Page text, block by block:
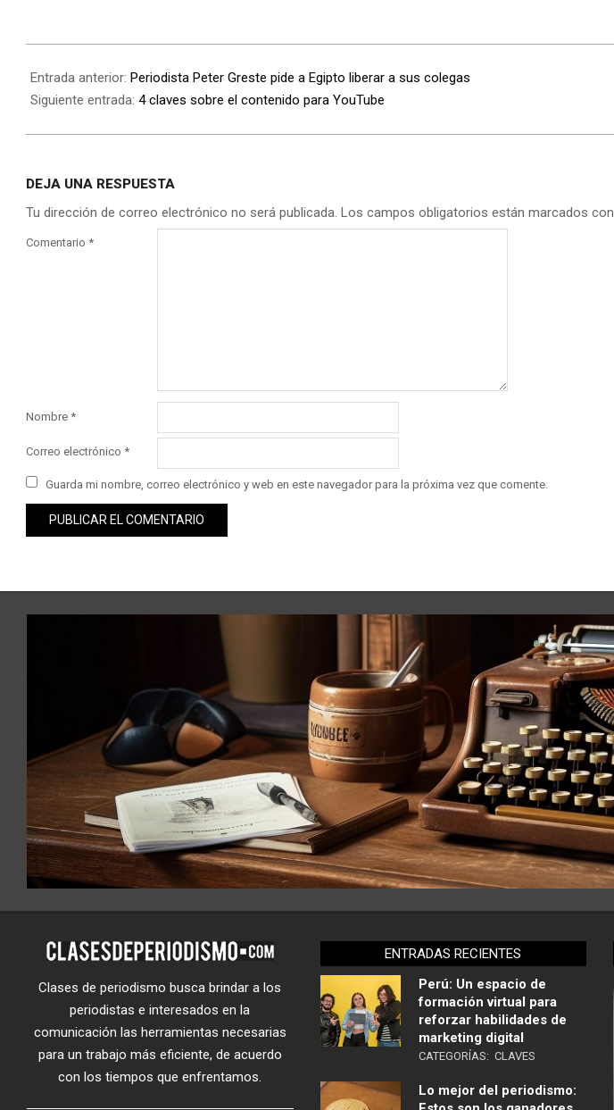
Entrada anterior: Periodista Peter Greste pide a Egipto liberar a sus colegas
Siguiente entrada: 4 claves sobre el contenido para YouTube
DEJA UNA RESPUESTA
Tu dirección de correo electrónico no será publicada. Los campos obligatorios están marcados con
Comentario *
Nombre *
Correo electrónico *
Guarda mi nombre, correo electrónico y web en este navegador para la próxima vez que comente.
Clases de periodismo busca brindar a los
periodistas e interesados en la
comunicación las herramientas necesarias
para un trabajo más eficiente, de acuerdo
con los tiempos que enfrentamos.
ENTRADAS RECIENTES
Perú: Un espacio de
formación virtual para
reforzar habilidades de
marketing digital
CATEGORÍAS: CLAVES
Lo mejor del periodismo: